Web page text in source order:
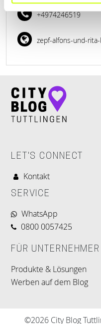
+4974246519
zepf-alfons-und-
LET'S CONNECT
Kontakt
SERVICE
WhatsApp
0800 0057425
FÜR UNTERNEHMER
Produkte & Lösungen
Werben auf dem Blog
©2026 City Blog